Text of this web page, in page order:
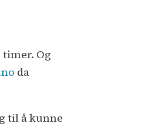
Og
da
til å kunne